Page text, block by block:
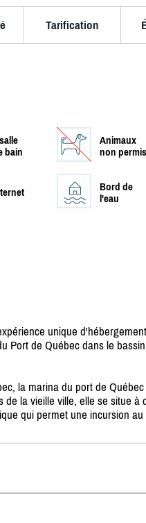
Tarification
bain
Animaux
non permis
Bord de
l'eau
unique
Port de Québec dans le
la marina du port de
la vieille ville, elle se situe à
qui permet une incursion